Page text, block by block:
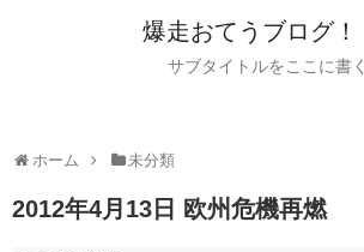
爆走おてうブログ！
サブタイトルをここに書く
ホーム 未分類
2012年4月13日 欧州危機再燃